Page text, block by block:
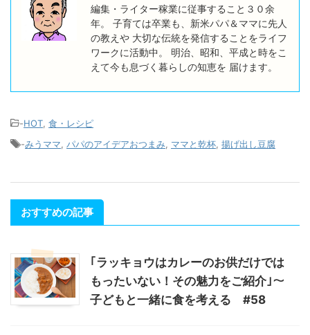
編集・ライター稼業に従事すること３０余
年。 子育ては卒業も、新米パパ＆ママに先人
の教えや 大切な伝統を発信することをライフ
ワークに活動中。 明治、昭和、平成と時をこ
えて今も息づく暮らしの知恵を 届けます。
-HOT 食・レシピ
-みうママ パパのアイデアおつまみ ママと乾杯 揚げ出し豆腐
おすすめの記事
｢ラッキョウはカレーのお供だけでは
もったいない！その魅力をご紹介｣～
子どもと一緒に食を考える #58